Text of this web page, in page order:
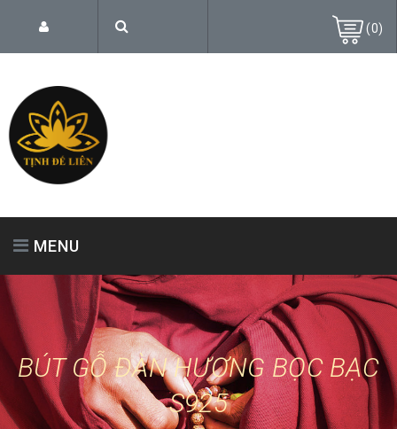
(0)
MENU
TRANG CHỦ GIỚI THIỆU SẢN PHẨM
BÚT GỖ ĐÀN HƯƠNG BỌC BẠC
S925